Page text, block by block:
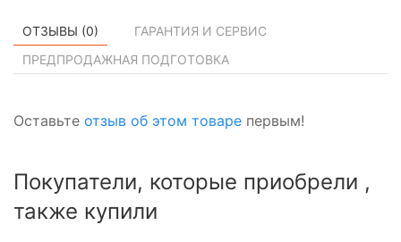
ОТЗЫВЫ (0)
ГАРАНТИЯ И СЕРВИС
ПРЕДПРОДАЖНАЯ ПОДГОТОВКА
Оставьте отзыв об этом товаре первым!
Покупатели, которые приобрели ,
также купили